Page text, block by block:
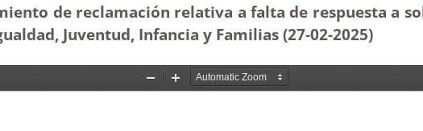
de reclamación relativa a falta de respuesta a
Juventud, Infancia y Familias (27-02-2025)